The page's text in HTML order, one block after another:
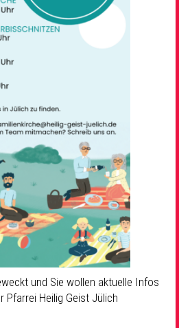
und Sie wollen aktuelle Infos
Pfarrei Heilig Geist Jülich